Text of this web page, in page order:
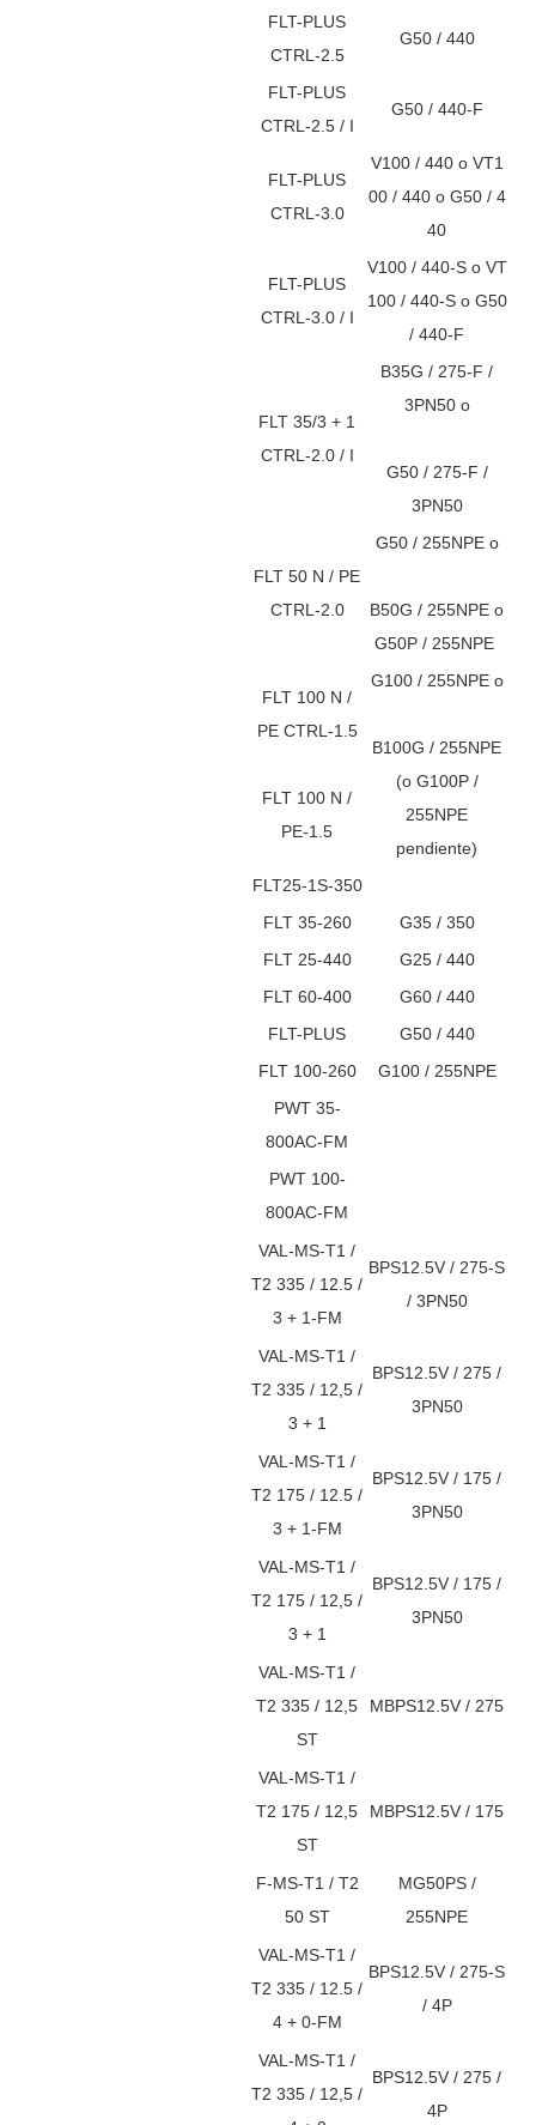
FLT-PLUS
CTRL-2.5
G50 / 440
FLT-PLUS
CTRL-2.5 / I
G50 / 440-F
FLT-PLUS
CTRL-3.0
V100 / 440 o VT1
00 / 440 o G50 / 4
40
FLT-PLUS
CTRL-3.0 / I
V100 / 440-S o VT
100 / 440-S o G50
/ 440-F
FLT 35/3 + 1
CTRL-2.0 / I
B35G / 275-F /
3PN50 o
G50 / 275-F /
3PN50
FLT 50 N / PE
CTRL-2.0
G50 / 255NPE o
B50G / 255NPE o
G50P / 255NPE
FLT 100 N /
PE CTRL-1.5
FLT 100 N /
PE-1.5
G100 / 255NPE o
B100G / 255NPE
(o G100P /
255NPE
pendiente)
FLT25-1S-350
FLT 35-260
G35 / 350
FLT 25-440
G25 / 440
FLT 60-400
G60 / 440
FLT-PLUS
G50 / 440
FLT 100-260
G100 / 255NPE
PWT 35-
800AC-FM
PWT 100-
800AC-FM
VAL-MS-T1 /
T2 335 / 12.5 /
3 + 1-FM
BPS12.5V / 275-S
/ 3PN50
VAL-MS-T1 /
T2 335 / 12,5 /
3 + 1
BPS12.5V / 275 /
3PN50
VAL-MS-T1 /
T2 175 / 12.5 /
3 + 1-FM
BPS12.5V / 175 /
3PN50
VAL-MS-T1 /
T2 175 / 12,5 /
3 + 1
BPS12.5V / 175 /
3PN50
VAL-MS-T1 /
T2 335 / 12,5
ST
MBPS12.5V / 275
VAL-MS-T1 /
T2 175 / 12,5
ST
MBPS12.5V / 175
F-MS-T1 / T2
50 ST
MG50PS /
255NPE
VAL-MS-T1 /
T2 335 / 12.5 /
4 + 0-FM
BPS12.5V / 275-S
/ 4P
VAL-MS-T1 /
T2 335 / 12,5 /
BPS12.5V / 275 /
4P